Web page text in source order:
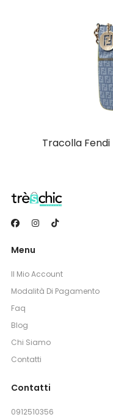
Tracolla
Menu
Il Mio Account
Modalità Di Pagamento
Faq
Blog
Chi Siamo
Contatti
Contatti
0912510356